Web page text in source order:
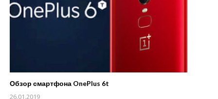
Обзор смартфона OnePlus 6t
26.01.2019